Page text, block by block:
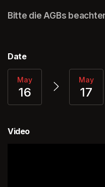
Bitte die AGBs
Date
May
16
May
17
Video